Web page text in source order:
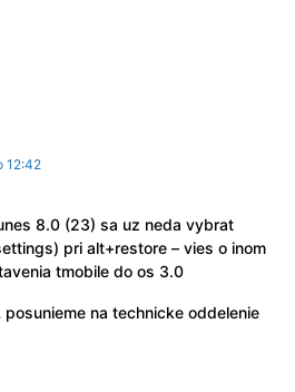
12:42
8.0 (23) sa uz neda vybrat
pri alt+restore – vies o inom
tmobile do os 3.0
na technicke oddelenie